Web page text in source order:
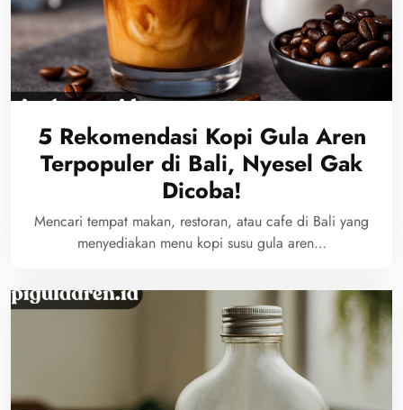
5 Rekomendasi Kopi Gula Aren
Terpopuler di Bali, Nyesel Gak
Dicoba!
Mencari tempat makan, restoran, atau cafe di Bali yang
menyediakan menu kopi susu gula aren…